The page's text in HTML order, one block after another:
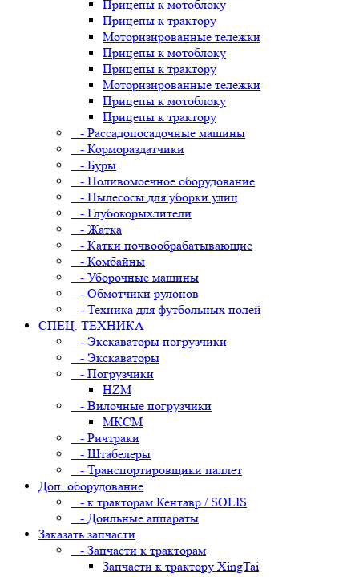
Прицепы к мотоблоку
Прицепы к трактору
Моторизированные тележки
Прицепы к мотоблоку
Прицепы к трактору
Моторизированные тележки
Прицепы к мотоблоку
Прицепы к трактору
- Рассадопосадочные машины
- Кормораздатчики
- Буры
- Поливомоечное оборудование
- Пылесосы для уборки улиц
- Глубокорыхлители
- Жатка
- Катки почвообрабатывающие
- Комбайны
- Уборочные машины
- Обмотчики рулонов
- Техника для футбольных полей
СПЕЦ. ТЕХНИКА
- Экскаваторы погрузчики
- Экскаваторы
- Погрузчики
HZM
- Вилочные погрузчики
МКСМ
- Ричтраки
- Штабелеры
- Транспортировщики паллет
Доп. оборудование
- к тракторам Кентавр / SOLIS
- Доильные аппараты
Заказать запчасти
- Запчасти к тракторам
Запчасти к трактору XingTai